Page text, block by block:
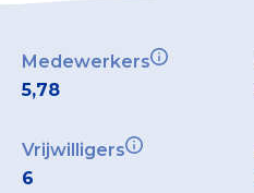
Medewerkers
5,78
Vrijwilligers
6